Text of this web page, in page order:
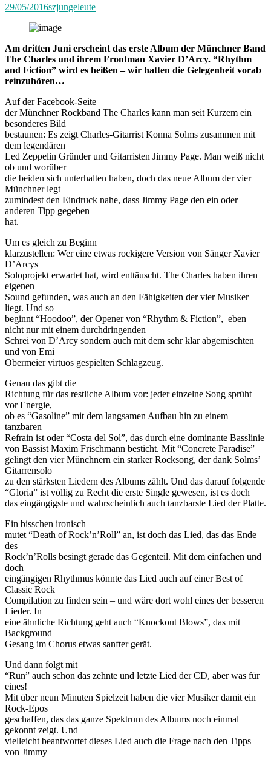
29/05/2016szjungeleute
Am dritten Juni erscheint das erste Album der Münchner Band
The Charles und ihrem Frontman Xavier D’Arcy. “Rhythm
and Fiction” wird es heißen – wir hatten die Gelegenheit vorab
reinzuhören…
Auf der Facebook-Seite
der Münchner Rockband The Charles kann man seit Kurzem ein
besonderes Bild
bestaunen: Es zeigt Charles-Gitarrist Konna Solms zusammen mit
dem legendären
Led Zeppelin Gründer und Gitarristen Jimmy Page. Man weiß nicht
ob und worüber
die beiden sich unterhalten haben, doch das neue Album der vier
Münchner legt
zumindest den Eindruck nahe, dass Jimmy Page den ein oder
anderen Tipp gegeben
hat.
Um es gleich zu Beginn
klarzustellen: Wer eine etwas rockigere Version von Sänger Xavier
D’Arcys
Soloprojekt erwartet hat, wird enttäuscht. The Charles haben ihren
eigenen
Sound gefunden, was auch an den Fähigkeiten der vier Musiker
liegt. Und so
beginnt “Hoodoo”, der Opener von “Rhythm & Fiction”, eben
nicht nur mit einem durchdringenden
Schrei von D’Arcy sondern auch mit dem sehr klar abgemischten
und von Emi
Obermeier virtuos gespielten Schlagzeug.
Genau das gibt die
Richtung für das restliche Album vor: jeder einzelne Song sprüht
vor Energie,
ob es “Gasoline” mit dem langsamen Aufbau hin zu einem
tanzbaren
Refrain ist oder “Costa del Sol”, das durch eine dominante Basslinie
von Bassist Maxim Frischmann besticht. Mit “Concrete Paradise”
gelingt den vier Münchnern ein starker Rocksong, der dank Solms’
Gitarrensolo
zu den stärksten Liedern des Albums zählt. Und das darauf folgende
“Gloria” ist völlig zu Recht die erste Single gewesen, ist es doch
das eingängigste und wahrscheinlich auch tanzbarste Lied der Platte.
Ein bisschen ironisch
mutet “Death of Rock’n’Roll” an, ist doch das Lied, das das Ende
des
Rock’n’Rolls besingt gerade das Gegenteil. Mit dem einfachen und
doch
eingängigen Rhythmus könnte das Lied auch auf einer Best of
Classic Rock
Compilation zu finden sein – und wäre dort wohl eines der besseren
Lieder. In
eine ähnliche Richtung geht auch “Knockout Blows”, das mit
Background
Gesang im Chorus etwas sanfter gerät.
Und dann folgt mit
“Run” auch schon das zehnte und letzte Lied der CD, aber was für
eines!
Mit über neun Minuten Spielzeit haben die vier Musiker damit ein
Rock-Epos
geschaffen, das das ganze Spektrum des Albums noch einmal
gekonnt zeigt. Und
vielleicht beantwortet dieses Lied auch die Frage nach den Tipps
von Jimmy